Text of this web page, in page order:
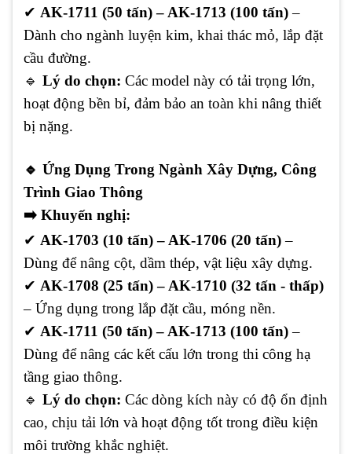
✔ AK-1711 (50 tấn) – AK-1713 (100 tấn)–
Dành cho ngành luyện kim, khai thác mỏ, lắp đặt
cầu đường.
🔹 Lý do chọn: Các model này có tải trọng lớn,
hoạt động bền bỉ, đảm bảo an toàn khi nâng thiết
bị nặng.
🔹 Ứng Dụng Trong Ngành Xây Dựng, Công
Trình Giao Thông
➡️ Khuyến nghị:
✔ AK-1703 (10 tấn) – AK-1706 (20 tấn)–
Dùng để nâng cột, dầm thép, vật liệu xây dựng.
✔ AK-1708 (25 tấn) – AK-1710 (32 tấn - thấp)
– Ứng dụng trong lắp đặt cầu, móng nền.
✔ AK-1711 (50 tấn) – AK-1713 (100 tấn)–
Dùng để nâng các kết cấu lớn trong thi công hạ
tầng giao thông.
🔹 Lý do chọn: Các dòng kích này có độ ổn định
cao, chịu tải lớn và hoạt động tốt trong điều kiện
môi trường khắc nghiệt.